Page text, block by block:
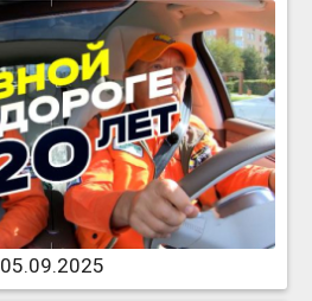
05.09.2025